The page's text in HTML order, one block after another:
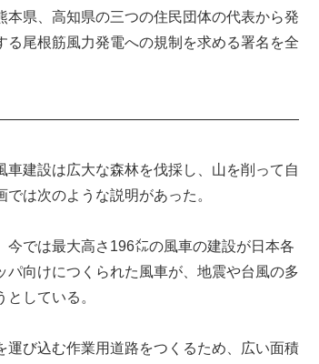
県、高知県の三つの住民団体の代表から発
尾根筋風力発電への規制を求める署名を全
建設は広大な森林を伐採し、山を削って自
は次のような説明があった。
では最大高さ196㍍の風車の建設が日本各
向けにつくられた風車が、地震や台風の多
している。
び込む作業用道路をつくるため、広い面積